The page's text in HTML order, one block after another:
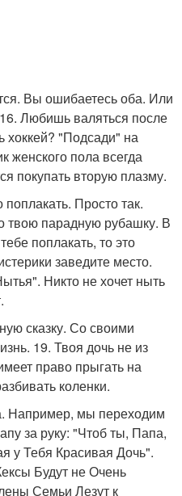
Вы ошибаетесь оба. Или
Любишь валяться после
хоккей? "Подсади" на
женского пола всегда
покупать вторую плазму.
Просто так.
твою парадную рубашку. В
поплакать, то это
заведите место.
Никто не хочет ныть
сказку. Со своими
19. Твоя дочь не из
право прыгать на
коленки.
Например, мы переходим
за руку: "Чтоб ты, Папа,
у Тебя Красивая Дочь".
Будут не Очень
Семьи Лезут к